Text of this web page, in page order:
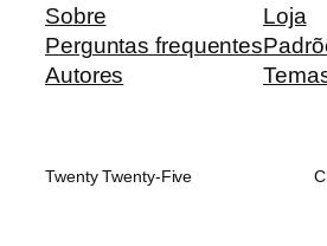
Sobre
Perguntas frequentes
Autores
Loja
Twenty Twenty-Five